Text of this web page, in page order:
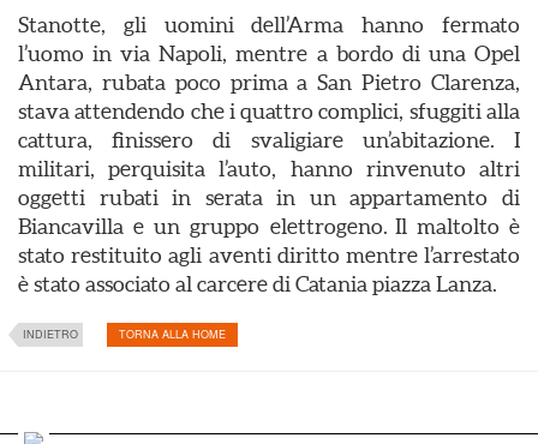
Stanotte, gli uomini dell’Arma hanno fermato
l’uomo in via Napoli, mentre a bordo di una Opel
Antara, rubata poco prima a San Pietro Clarenza,
stava attendendo che i quattro complici, sfuggiti alla
cattura, finissero di svaligiare un’abitazione. I
militari, perquisita l’auto, hanno rinvenuto altri
oggetti rubati in serata in un appartamento di
Biancavilla e un gruppo elettrogeno. Il maltolto è
stato restituito agli aventi diritto mentre l’arrestato
è stato associato al carcere di Catania piazza Lanza.
INDIETRO TORNA ALLA HOME